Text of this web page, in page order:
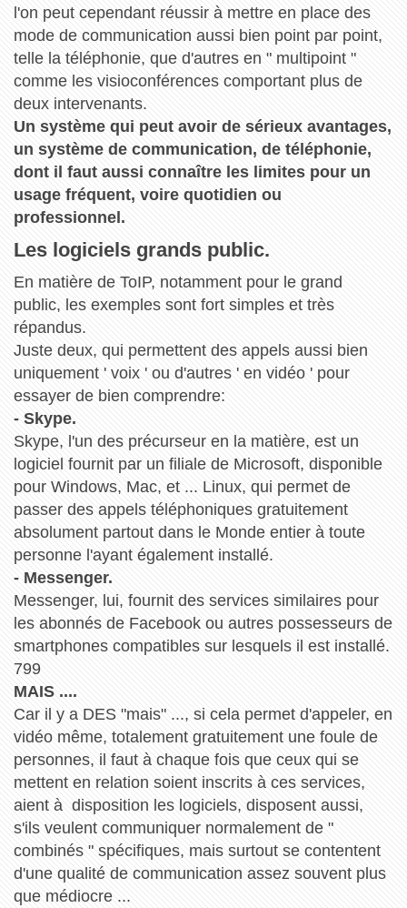
l'on peut cependant réussir à mettre en place des
mode de communication aussi bien point par point,
telle la téléphonie, que d'autres en " multipoint "
comme les visioconférences comportant plus de
deux intervenants.
Un système qui peut avoir de sérieux avantages,
un système de communication, de téléphonie,
dont il faut aussi connaître les limites pour un
usage fréquent, voire quotidien ou
professionnel.
Les logiciels grands public.
En matière de ToIP, notamment pour le grand
public, les exemples sont fort simples et très
répandus.
Juste deux, qui permettent des appels aussi bien
uniquement ' voix ' ou d'autres ' en vidéo ' pour
essayer de bien comprendre:
- Skype.
Skype, l'un des précurseur en la matière, est un
logiciel fournit par un filiale de Microsoft, disponible
pour Windows, Mac, et ... Linux, qui permet de
passer des appels téléphoniques gratuitement
absolument partout dans le Monde entier à toute
personne l'ayant également installé.
- Messenger.
Messenger, lui, fournit des services similaires pour
les abonnés de Facebook ou autres possesseurs de
smartphones compatibles sur lesquels il est installé.
799
MAIS ....
Car il y a DES "mais" ..., si cela permet d'appeler, en
vidéo même, totalement gratuitement une foule de
personnes, il faut à chaque fois que ceux qui se
mettent en relation soient inscrits à ces services,
aient à disposition les logiciels, disposent aussi,
s'ils veulent communiquer normalement de "
combinés " spécifiques, mais surtout se contentent
d'une qualité de communication assez souvent plus
que médiocre ...